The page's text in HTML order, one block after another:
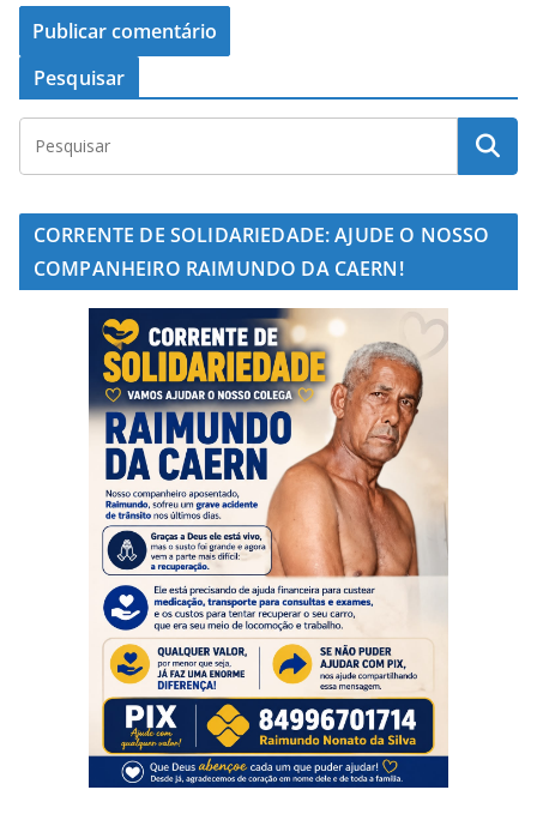
Pesquisar
CORRENTE DE SOLIDARIEDADE: AJUDE O NOSSO
COMPANHEIRO RAIMUNDO DA CAERN!